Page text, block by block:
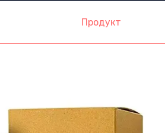
Продукт